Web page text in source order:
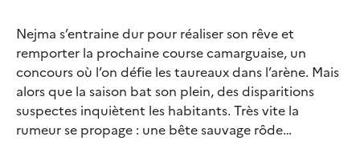
Nejma s’entraine dur pour réaliser son rêve et
remporter la prochaine course camarguaise, un
concours où l’on défie les taureaux dans l’arène. Mais
alors que la saison bat son plein, des disparitions
suspectes inquiètent les habitants. Très vite la
rumeur se propage : une bête sauvage rôde…